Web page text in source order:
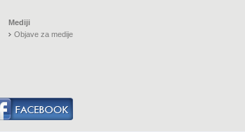
Mediji
Objave za medije